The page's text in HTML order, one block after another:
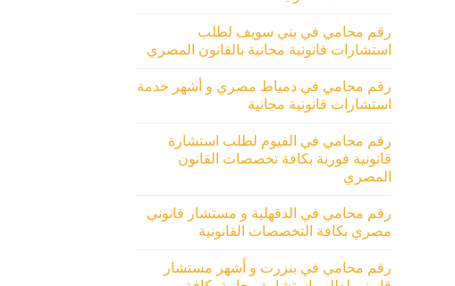
رقم محامي في بني سويف لطلب
استشارات قانونية مجانية بالقانون المصري
رقم محامي في دمياط مصري و أشهر خدمة
استشارات قانونية مجانية
رقم محامي في الفيوم لطلب استشارة
قانونية فورية بكافة تخصصات القانون
المصري
رقم محامي في الدقهلية و مستشار قانوني
مصري بكافة التخصصات القانونية
رقم محامي في بنزرت و أشهر مستشار